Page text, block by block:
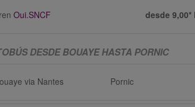
Oui.SNCF desde 9,00*
DESDE BOUAYE HASTA PORNIC
via Nantes Pornic